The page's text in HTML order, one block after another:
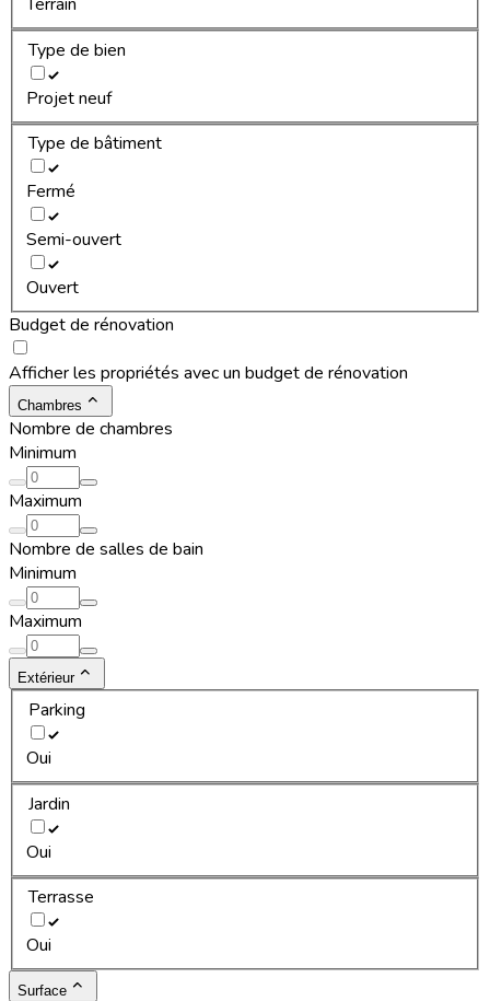
Type de bien
Projet neuf
Type de bâtiment
Fermé
Semi-ouvert
Ouvert
Budget de rénovation
Afficher les propriétés avec un budget de rénovation
Chambres
Nombre de chambres
Minimum
Maximum
Nombre de salles de bain
Minimum
Maximum
Extérieur
Parking
Oui
Jardin
Oui
Terrasse
Oui
Surface